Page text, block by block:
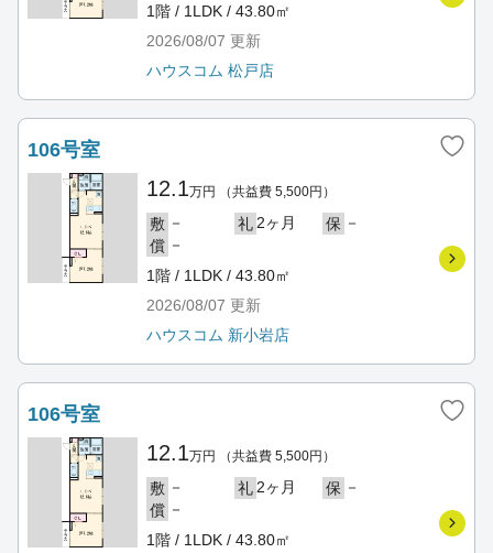
1階 / 1LDK / 43.80㎡
2026/08/07 更新
ハウスコム 松戸店
106号室
12.1万円 （共益費 5,500円）
敷 － 礼 2ヶ月 保 －
償 －
1階 / 1LDK / 43.80㎡
2026/08/07 更新
ハウスコム 新小岩店
106号室
12.1万円 （共益費 5,500円）
敷 － 礼 2ヶ月 保 －
償 －
1階 / 1LDK / 43.80㎡